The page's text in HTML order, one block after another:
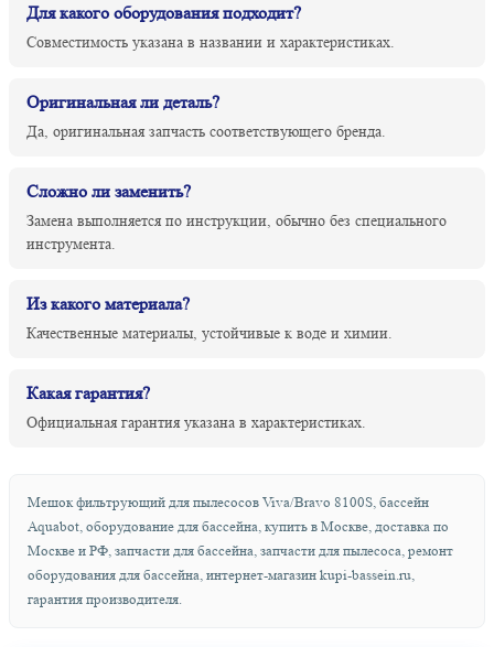
Для какого оборудования подходит?
Совместимость указана в названии и характеристиках.
Оригинальная ли деталь?
Да, оригинальная запчасть соответствующего бренда.
Сложно ли заменить?
Замена выполняется по инструкции, обычно без специального
инструмента.
Из какого материала?
Качественные материалы, устойчивые к воде и химии.
Какая гарантия?
Официальная гарантия указана в характеристиках.
Мешок фильтрующий для пылесосов Viva/Bravo 8100S, бассейн
Aquabot, оборудование для бассейна, купить в Москве, доставка по
Москве и РФ, запчасти для бассейна, запчасти для пылесоса, ремонт
оборудования для бассейна, интернет-магазин kupi-bassein.ru,
гарантия производителя.